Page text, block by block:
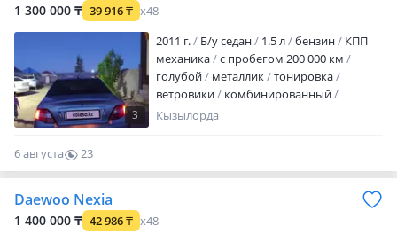
1 300 000 ₸ 39 916₸ x48
3
2011 г. Б/у седан 1.5 л бензин
КПП
механика
с пробегом 200 000 км
голубой
металлик
тонировка
ветровики
комбинированный
сигнализация
Кызылорда
6 августа
23
0
Daewoo Nexia
1 400 000 ₸ 42 986₸ x48